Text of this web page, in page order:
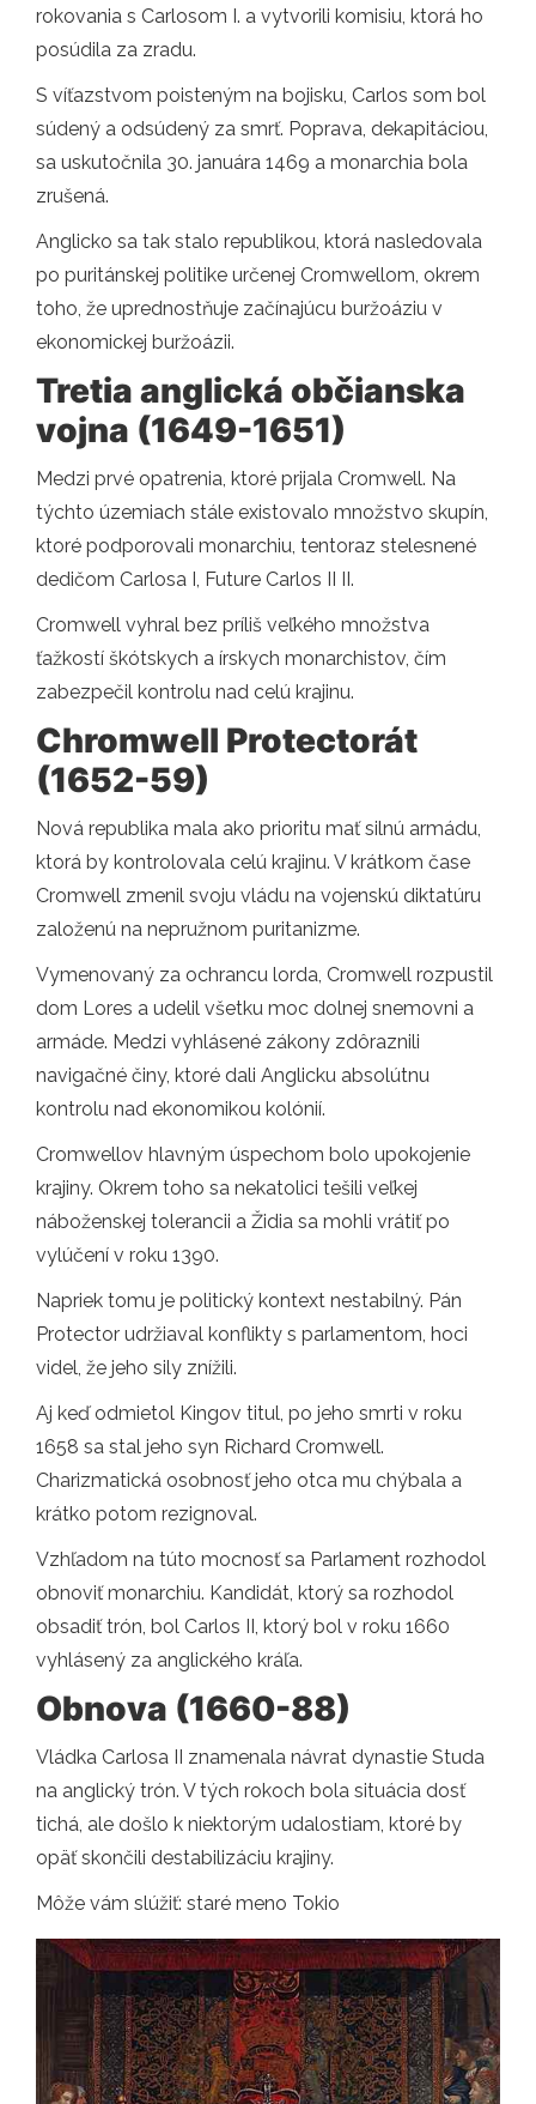
rokovania s Carlosom I. a vytvorili komisiu, ktorá ho
posúdila za zradu.
S víťazstvom poisteným na bojisku, Carlos som bol
súdený a odsúdený za smrť. Poprava, dekapitáciou,
sa uskutočnila 30. januára 1469 a monarchia bola
zrušená.
Anglicko sa tak stalo republikou, ktorá nasledovala
po puritánskej politike určenej Cromwellom, okrem
toho, že uprednostňuje začínajúcu buržoáziu v
ekonomickej buržoázii.
Tretia anglická občianska
vojna (1649-1651)
Medzi prvé opatrenia, ktoré prijala Cromwell. Na
týchto územiach stále existovalo množstvo skupín,
ktoré podporovali monarchiu, tentoraz stelesnené
dedičom Carlosa I, Future Carlos II II.
Cromwell vyhral bez príliš veľkého množstva
ťažkostí škótskych a írskych monarchistov, čím
zabezpečil kontrolu nad celú krajinu.
Chromwell Protectorát
(1652-59)
Nová republika mala ako prioritu mať silnú armádu,
ktorá by kontrolovala celú krajinu. V krátkom čase
Cromwell zmenil svoju vládu na vojenskú diktatúru
založenú na nepružnom puritanizme.
Vymenovaný za ochrancu lorda, Cromwell rozpustil
dom Lores a udelil všetku moc dolnej snemovni a
armáde. Medzi vyhlásené zákony zdôraznili
navigačné činy, ktoré dali Anglicku absolútnu
kontrolu nad ekonomikou kolónií.
Cromwellov hlavným úspechom bolo upokojenie
krajiny. Okrem toho sa nekatolici tešili veľkej
náboženskej tolerancii a Židia sa mohli vrátiť po
vylúčení v roku 1390.
Napriek tomu je politický kontext nestabilný. Pán
Protector udržiaval konflikty s parlamentom, hoci
videl, že jeho sily znížili.
Aj keď odmietol Kingov titul, po jeho smrti v roku
1658 sa stal jeho syn Richard Cromwell.
Charizmatická osobnosť jeho otca mu chýbala a
krátko potom rezignoval.
Vzhľadom na túto mocnosť sa Parlament rozhodol
obnoviť monarchiu. Kandidát, ktorý sa rozhodol
obsadiť trón, bol Carlos II, ktorý bol v roku 1660
vyhlásený za anglického kráľa.
Obnova (1660-88)
Vládka Carlosa II znamenala návrat dynastie Studa
na anglický trón. V tých rokoch bola situácia dosť
tichá, ale došlo k niektorým udalostiam, ktoré by
opäť skončili destabilizáciu krajiny.
Môže vám slúžiť: staré meno Tokio